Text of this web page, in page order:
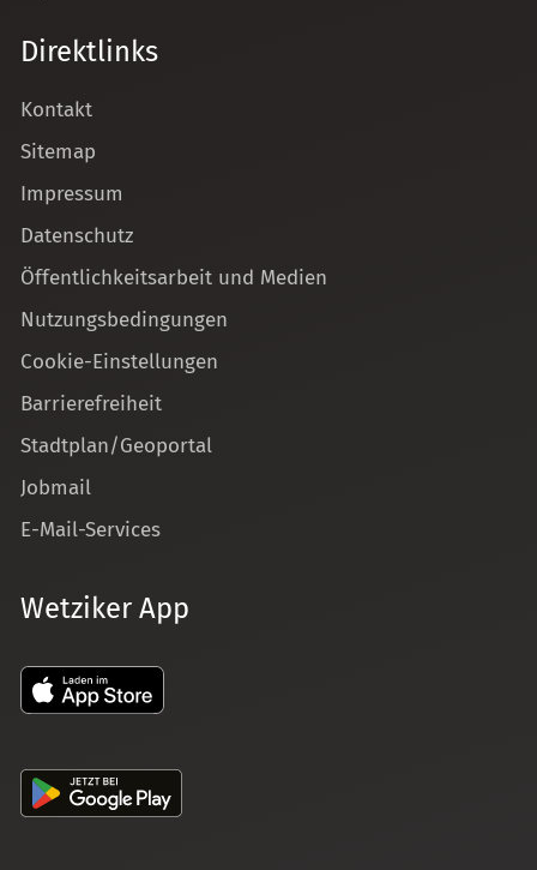
Direktlinks
Kontakt
Sitemap
Impressum
Datenschutz
Öffentlichkeitsarbeit und Medien
Nutzungsbedingungen
Cookie-Einstellungen
Barrierefreiheit
Stadtplan/Geoportal
Jobmail
E-Mail-Services
Wetziker App